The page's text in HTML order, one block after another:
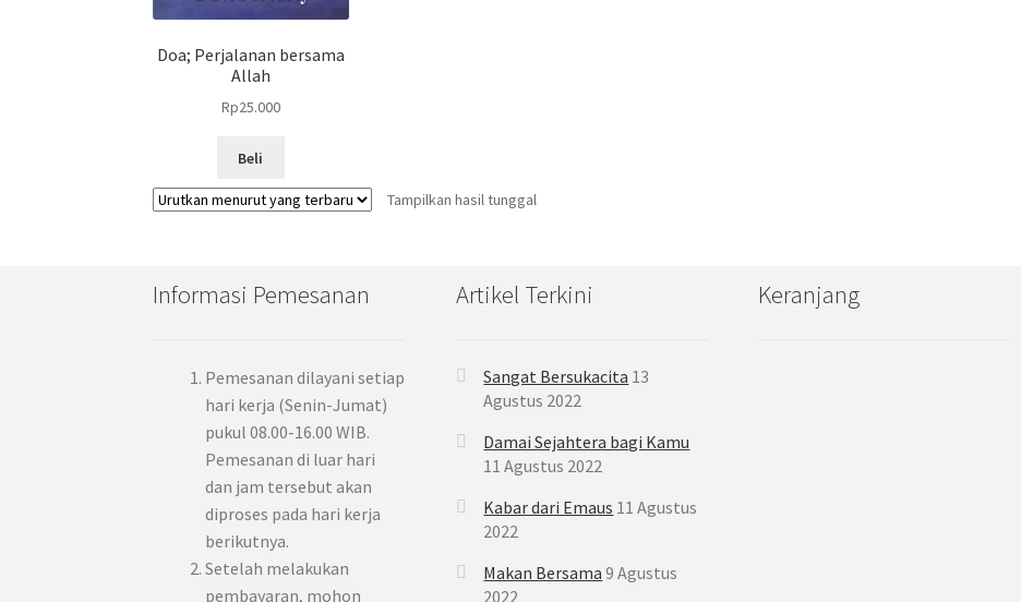
Doa; Perjalanan bersama
Allah
Rp25.000
Beli
Tampilkan hasil tunggal
Informasi Pemesanan
Pemesanan dilayani setiap
hari kerja (Senin-Jumat)
pukul 08.00-16.00 WIB.
Pemesanan di luar hari
dan jam tersebut akan
diproses pada hari kerja
berikutnya.
Setelah melakukan
pembayaran, mohon
Artikel Terkini
Sangat Bersukacita 13
Agustus 2022
Damai Sejahtera bagi Kamu
11 Agustus 2022
Kabar dari Emaus 11 Agustus
2022
Makan Bersama 9 Agustus
2022
Keranjang